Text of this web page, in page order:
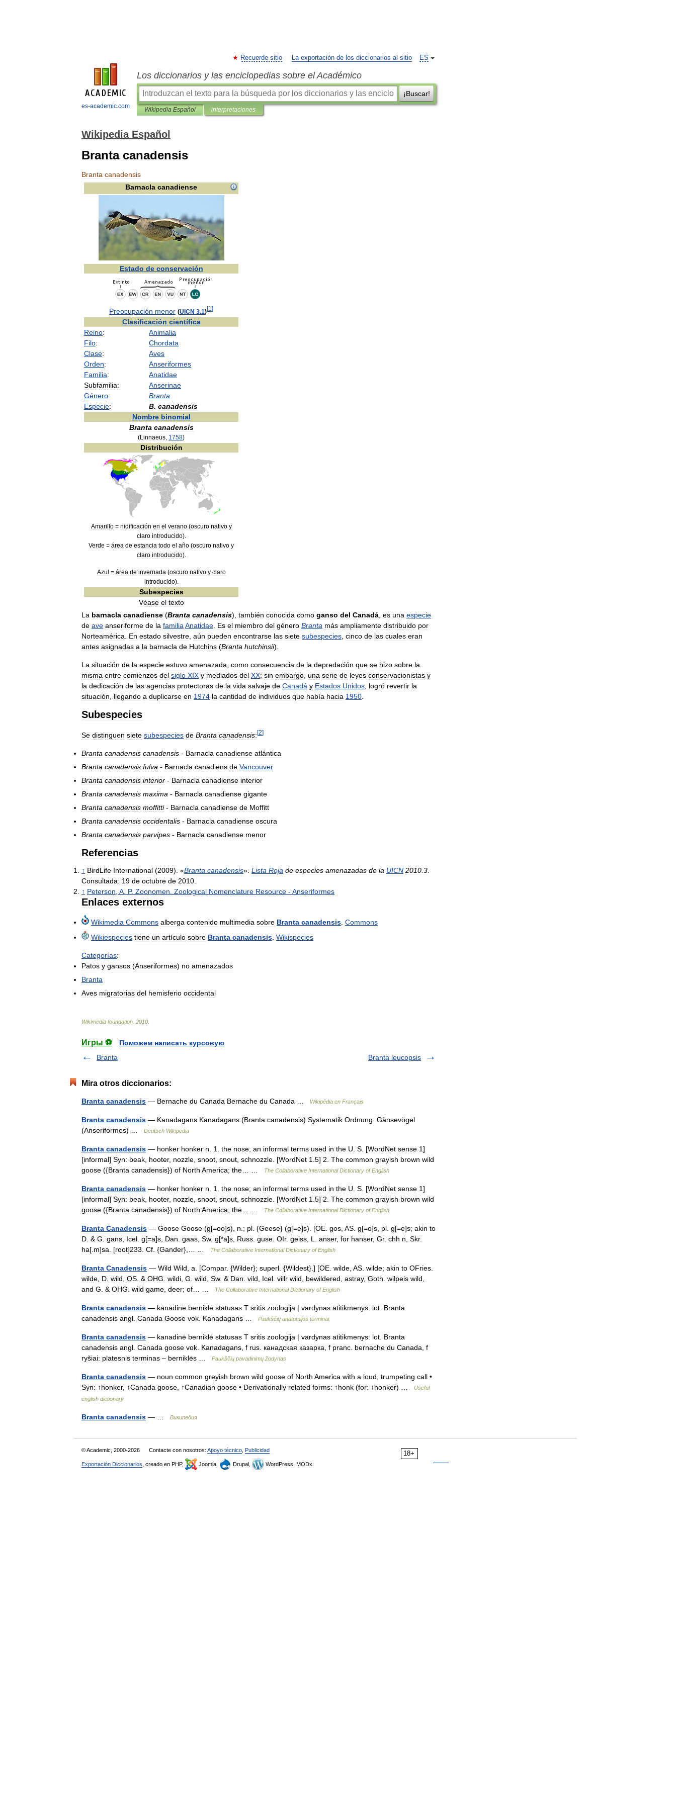
es-academic.com
ES
Recuerde sitio La exportación de los diccionarios al sitio
Los diccionarios y las enciclopedias sobre el Académico
¡Buscar!
Wikipedia Español interpretaciones
Wikipedia Español
Branta canadensis
Branta canadensis
Barnacla canadiense
Estado de conservación
Preocupación menor (UICN 3.1)[1 ]
Clasificación científica
Reino:
Animalia
Filo:
Chordata
Clase:
Aves
Orden:
Anseriformes
Familia:
Anatidae
Subfamilia:
Anserinae
Género:
Branta
Especie: B. canadensis
Nombre binomial
Branta canadensis
(Linnaeus 1758)
Distribución
Amarillo= nidificación en el verano(oscuro nativo y
claro introducido).
Verde = área de estancia todo el año (oscuro nativo y
claro introducido).
Azul = área de invernada (oscuro nativo y claro
introducido).
Subespecies
Véase el texto
La barnacla canadiense (Branta canadensis), también conocida como ganso del Canadá es una especie
de ave anseriforme de la familia Anatidae Es el miembro del género Branta más ampliamente distribuido por
Norteamérica
En estado silvestre aún pueden encontrarse las siete subespecies cinco de las cuales eran
antes asignadas a la barnacla de Hutchins (Branta hutchinsii).
La situación de la especie estuvo amenazada como consecuencia de la depredación que se hizo sobre la
misma entre comienzos del siglo XIX y mediados del XX; sin embargo una serie de leyes conservacionistas y
la dedicación de las agencias protectoras de la vida salvaje de Canadá y Estados Unidos logró revertir la
situación
llegando a duplicarse en 1974 la cantidad de individuos que había hacia 1950
Subespecies
Se distinguen siete subespecies de Branta canadensis:[2]
Branta canadensis canadensis - Barnacla canadiense atlántica
Branta canadensis fulva - Barnacla canadiens de Vancouver
Branta canadensis interior - Barnacla canadiense interior
Branta canadensis maxima - Barnacla canadiense gigante
Branta canadensis moffitti- Barnacla canadiense de Moffitt
Branta canadensis occidentalis - Barnacla canadiense oscura
Branta canadensis parvipes - Barnacla canadiense menor
Referencias
↑ BirdLife International (2009). «Branta canadensis». Lista Roja de especies amenazadas de la UICN 2010 3
Consultada: 19 de octubre de 2010
↑ Peterson A P. Zoonomen Zoological Nomenclature Resource - Anseriformes
Enlaces externos
Wikimedia Commons alberga contenido multimedia sobre Branta canadensis Commons
Wikiespecies tiene un artículo sobre Branta canadensis Wikispecies
Categorías:
Patos y gansos (Anseriformes) no amenazados
Branta
Aves migratorias del hemisferio occidental
Wikimedia foundation 2010
Игры ⚽
Поможем написать курсовую
Branta
Branta leucopsis
Mira otros diccionarios:
Branta canadensis — Bernache du Canada Bernache du Canada … Wikipédia en Français
Branta canadensis — Kanadagans Kanadagans (Branta canadensis) Systematik Ordnung: Gänsevögel
(Anseriformes) …
Deutsch Wikipedia
Branta canadensis — honker honker n. 1. the nose; an informal terms used in the U. S. [WordNet sense 1]
[informal] Syn: beak, hooter, nozzle, snoot, snout, schnozzle. [WordNet 1.5] 2. The common grayish brown wild
goose ({Branta canadensis}) of North America; the… …
The Collaborative International Dictionary of English
Branta canadensis — honker honker n. 1. the nose; an informal terms used in the U. S. [WordNet sense 1]
[informal] Syn: beak, hooter, nozzle, snoot, snout, schnozzle. [WordNet 1.5] 2. The common grayish brown wild
goose ({Branta canadensis}) of North America; the… …
The Collaborative International Dictionary of English
Branta Canadensis — Goose Goose (g[=oo]s), n.; pl. {Geese} (g[=e]s). [OE. gos, AS. g[=o]s, pl. g[=e]s; akin to
D. & G. gans, Icel. g[=a]s, Dan. gaas, Sw. g[*a]s, Russ. guse. OIr. geiss, L. anser, for hanser, Gr. chh n, Skr.
ha[.m]sa. [root]233. Cf. {Gander},… …
The Collaborative International Dictionary of English
Branta Canadensis — Wild Wild, a. [Compar. {Wilder}; superl. {Wildest}.] [OE. wilde, AS. wilde; akin to OFries.
wilde, D. wild, OS. & OHG. wildi, G. wild, Sw. & Dan. vild, Icel. villr wild, bewildered, astray, Goth. wilpeis wild,
and G. & OHG. wild game, deer; of… …
The Collaborative International Dictionary of English
Branta canadensis — kanadinė berniklė statusas T sritis zoologija | vardynas atitikmenys: lot. Branta
canadensis angl. Canada Goose vok. Kanadagans …
Paukščių anatomijos terminai
Branta canadensis — kanadinė berniklė statusas T sritis zoologija | vardynas atitikmenys: lot. Branta
canadensis angl. Canada goose vok. Kanadagans, f rus. канадская казарка, f pranc. bernache du Canada, f
ryšiai: platesnis terminas – berniklės …
Paukščių pavadinimų žodynas
Branta canadensis — noun common greyish brown wild goose of North America with a loud, trumpeting call •
Syn: ↑honker, ↑Canada goose, ↑Canadian goose • Derivationally related forms: ↑honk (for: ↑honker) …
Useful
english dictionary
Branta canadensis — … Википедия
18+
© Academic, 2000-2026 Contacte con nosotros: Apoyo técnico Publicidad
Exportación Diccionarios , creado en PHP, Joomla, Drupal, WordPress, MODx.